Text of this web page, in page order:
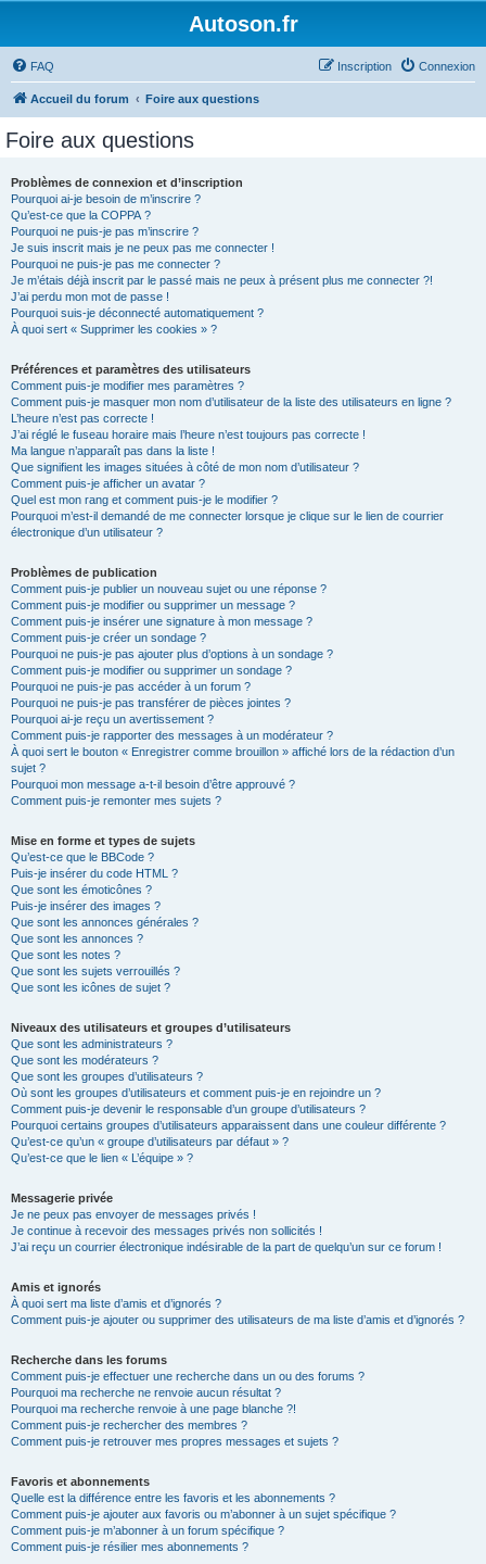
Autoson.fr
FAQ Connexion
Inscription
Accueil du forum Foire aux questions
Foire aux questions
Problèmes de connexion et d’inscription
Pourquoi ai-je besoin de m’inscrire ?
Qu’est-ce que la COPPA ?
Pourquoi ne puis-je pas m’inscrire ?
Je suis inscrit mais je ne peux pas me connecter !
Pourquoi ne puis-je pas me connecter ?
Je m’étais déjà inscrit par le passé mais ne peux à présent plus me connecter ?!
J’ai perdu mon mot de passe !
Pourquoi suis-je déconnecté automatiquement ?
À quoi sert « Supprimer les cookies » ?
Préférences et paramètres des utilisateurs
Comment puis-je modifier mes paramètres ?
Comment puis-je masquer mon nom d’utilisateur de la liste des utilisateurs en ligne ?
L’heure n’est pas correcte !
J’ai réglé le fuseau horaire mais l’heure n’est toujours pas correcte !
Ma langue n’apparaît pas dans la liste !
Que signifient les images situées à côté de mon nom d’utilisateur ?
Comment puis-je afficher un avatar ?
Quel est mon rang et comment puis-je le modifier ?
Pourquoi m’est-il demandé de me connecter lorsque je clique sur le lien de courrier
électronique d’un utilisateur ?
Problèmes de publication
Comment puis-je publier un nouveau sujet ou une réponse ?
Comment puis-je modifier ou supprimer un message ?
Comment puis-je insérer une signature à mon message ?
Comment puis-je créer un sondage ?
Pourquoi ne puis-je pas ajouter plus d’options à un sondage ?
Comment puis-je modifier ou supprimer un sondage ?
Pourquoi ne puis-je pas accéder à un forum ?
Pourquoi ne puis-je pas transférer de pièces jointes ?
Pourquoi ai-je reçu un avertissement ?
Comment puis-je rapporter des messages à un modérateur ?
À quoi sert le bouton « Enregistrer comme brouillon » affiché lors de la rédaction d’un
sujet ?
Pourquoi mon message a-t-il besoin d’être approuvé ?
Comment puis-je remonter mes sujets ?
Mise en forme et types de sujets
Qu’est-ce que le BBCode ?
Puis-je insérer du code HTML ?
Que sont les émoticônes ?
Puis-je insérer des images ?
Que sont les annonces générales ?
Que sont les annonces ?
Que sont les notes ?
Que sont les sujets verrouillés ?
Que sont les icônes de sujet ?
Niveaux des utilisateurs et groupes d’utilisateurs
Que sont les administrateurs ?
Que sont les modérateurs ?
Que sont les groupes d’utilisateurs ?
Où sont les groupes d’utilisateurs et comment puis-je en rejoindre un ?
Comment puis-je devenir le responsable d’un groupe d’utilisateurs ?
Pourquoi certains groupes d’utilisateurs apparaissent dans une couleur différente ?
Qu’est-ce qu’un « groupe d’utilisateurs par défaut » ?
Qu’est-ce que le lien « L’équipe » ?
Messagerie privée
Je ne peux pas envoyer de messages privés !
Je continue à recevoir des messages privés non sollicités !
J’ai reçu un courrier électronique indésirable de la part de quelqu’un sur ce forum !
Amis et ignorés
À quoi sert ma liste d’amis et d’ignorés ?
Comment puis-je ajouter ou supprimer des utilisateurs de ma liste d’amis et d’ignorés ?
Recherche dans les forums
Comment puis-je effectuer une recherche dans un ou des forums ?
Pourquoi ma recherche ne renvoie aucun résultat ?
Pourquoi ma recherche renvoie à une page blanche ?!
Comment puis-je rechercher des membres ?
Comment puis-je retrouver mes propres messages et sujets ?
Favoris et abonnements
Quelle est la différence entre les favoris et les abonnements ?
Comment puis-je ajouter aux favoris ou m’abonner à un sujet spécifique ?
Comment puis-je m’abonner à un forum spécifique ?
Comment puis-je résilier mes abonnements ?